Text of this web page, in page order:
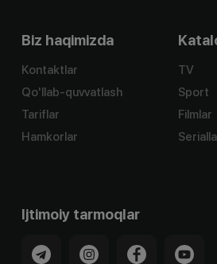
Biz haqimizda
Kontaktlar
Qo'llab-quvvatlash
Tariflar
Hamkorlar
TV
Sport
Filmlar
Ijtimoiy tarmoqlar